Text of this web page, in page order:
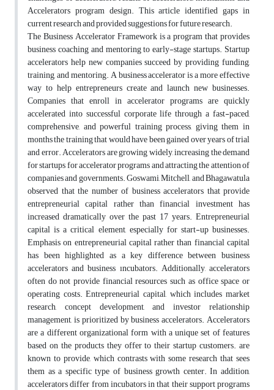
Accelerators program design. This article identified gaps in
current research and provided suggestions for future research.
The Business Accelerator Framework is a program that provides
business coaching and mentoring to early-stage startups. Startup
accelerators help new companies succeed by providing funding,
training, and mentoring. A business accelerator is a more effective
way to help entrepreneurs create and launch new businesses.
Companies that enroll in accelerator programs are quickly
accelerated into successful corporate life through a fast-paced,
comprehensive, and powerful training process, giving them in
months the training that would have been gained over years of trial
and error. Accelerators are growing widely, increasing the demand
for startups for accelerator programs and attracting the attention of
companies and governments. Goswami, Mitchell, and Bhagawatula
observed that the number of business accelerators that provide
entrepreneurial capital rather than financial investment has
increased dramatically over the past 17 years. Entrepreneurial
capital is a critical element, especially for start-up businesses.
Emphasis on entrepreneurial capital rather than financial capital
has been highlighted as a key difference between business
accelerators and business ıncubators. Additionally, accelerators
often do not provide financial resources such as office space or
operating costs. Entrepreneurial capital, which includes market
research, concept development, and investor relationship
management, is prioritized by business accelerators. Accelerators
are a different organizational form with a unique set of features
based on the products they offer to their startup customers. are
known to provide, which contrasts with some research that sees
them as a specific type of business growth center. In addition,
accelerators differ from incubators in that their support programs